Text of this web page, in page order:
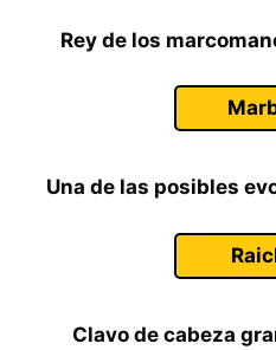
Rey de los
Una de las posibles
Clavo de cabeza